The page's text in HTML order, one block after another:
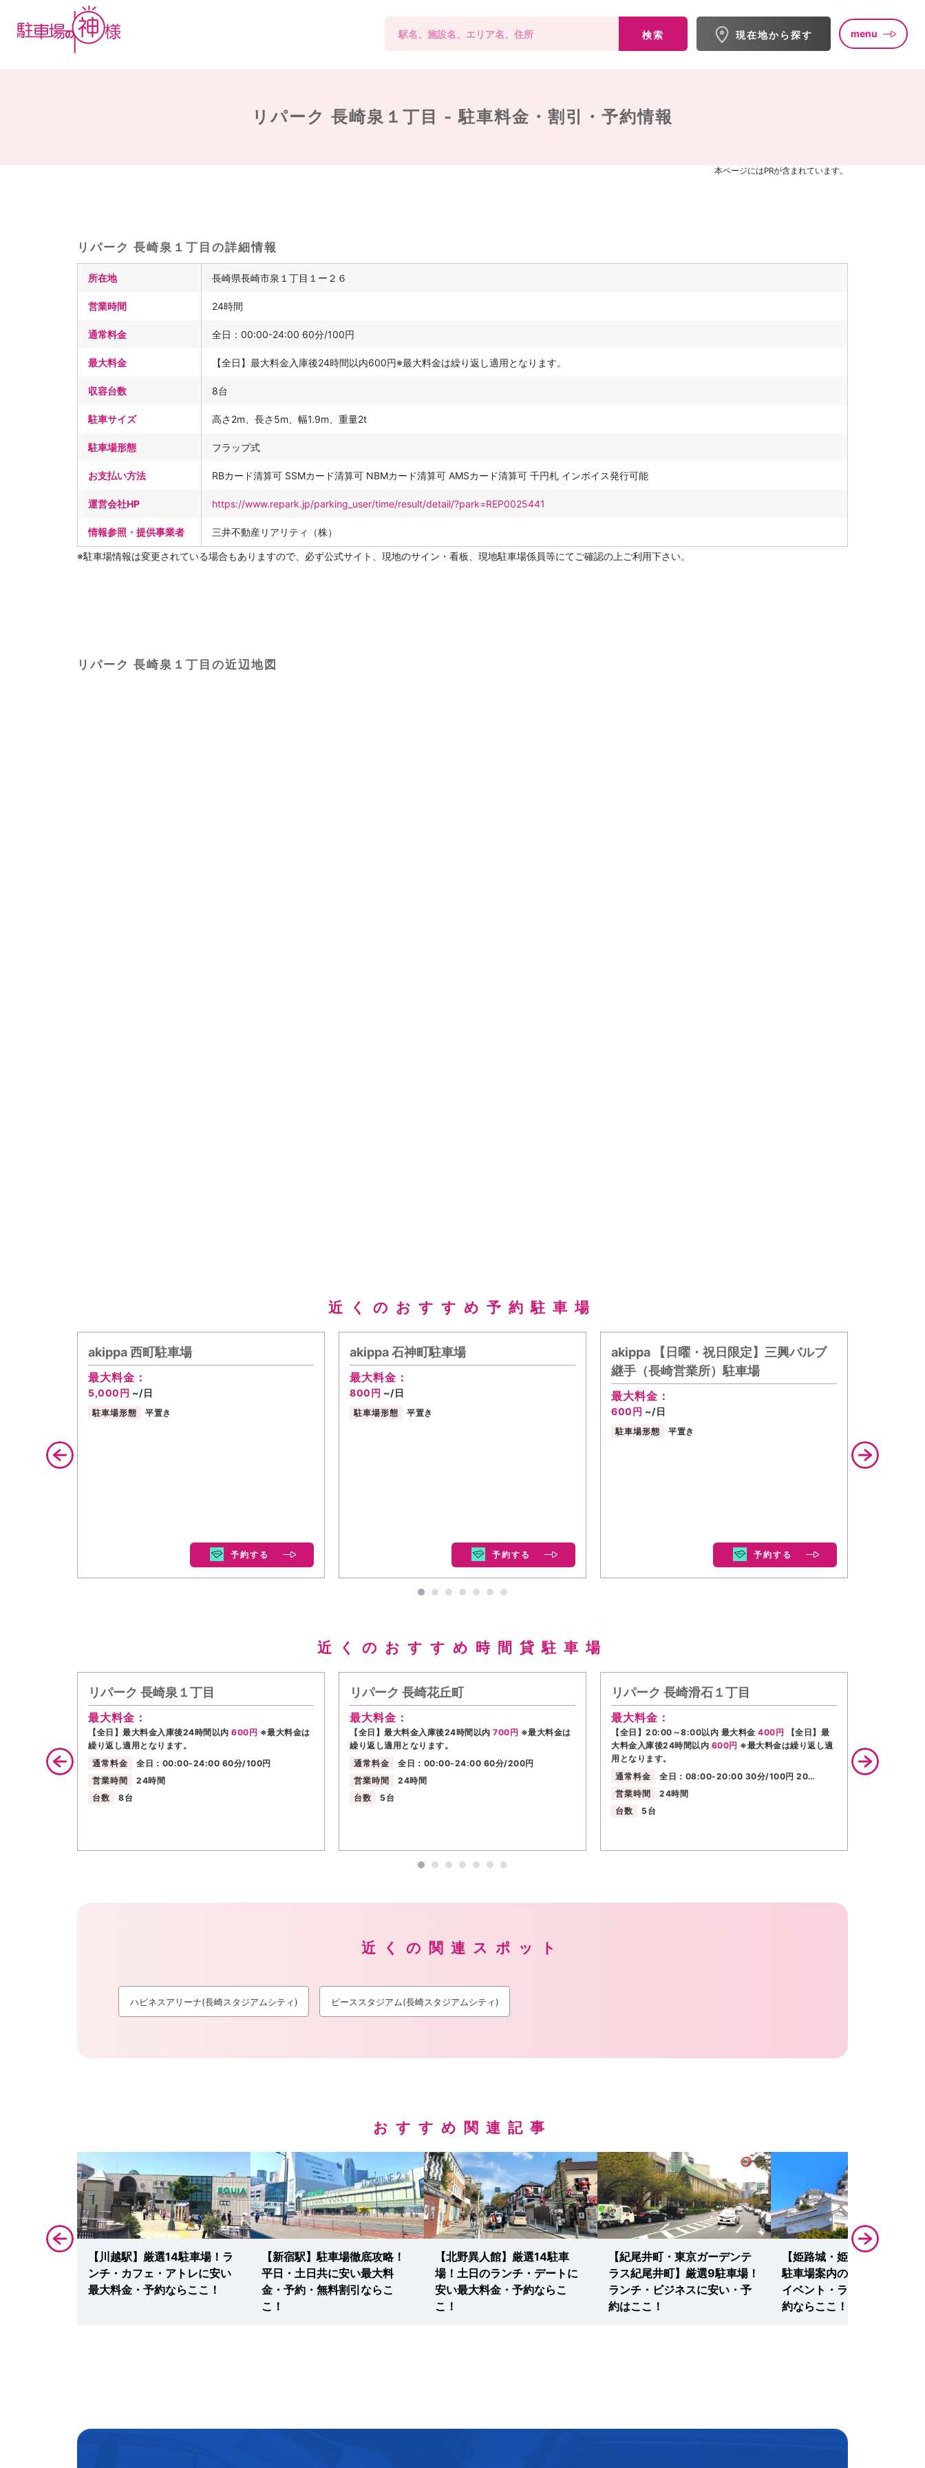
検索 現在地から探す menu
リパーク 長崎泉１丁目 -駐車料金・割引・予約情報
本ページにはPRが含まれています。
リパーク 長崎泉１丁目の詳細情報
所在地 長崎県長崎市泉１丁目１ー２６
営業時間 24時間
通常料金 全日：00:00-24:00 60分/100円
最大料金 【全日】最大料金入庫後24時間以内600円※最大料金は繰り返し適用となります。
収容台数 8台
駐車サイズ 高さ2m、長さ5m、幅1.9m、重量2t
駐車場形態 フラップ式
お支払い方法 RBカード清算可 SSMカード清算可 NBMカード清算可 AMSカード清算可 千円札 インボイス発行可能
運営会社HP https://www.repark.jp/parking_user/time/result/detail/?park=REP0025441
情報参照・提供事業者 三井不動産リアリティ（株）
※駐車場情報は変更されている場合もありますので、必ず公式サイト、現地のサイン・看板、現地駐車場係員等にてご確認の上ご利用下さい。
リパーク 長崎泉１丁目の近辺地図
近くのおすすめ予約駐車場
akippa 西町駐車場
最大料金：
5,000円 ~/日
駐車場形態 平置き
予約する
akippa 石神町駐車場
最大料金：
800円 ~/日
駐車場形態 平置き
予約する
akippa 【日曜・祝日限定】三興バルブ
継手（長崎営業所）駐車場
最大料金：
600円 ~/日
駐車場形態 平置き
予約する
近くのおすすめ時間貸駐車場
リパーク 長崎泉１丁目
最大料金：
【全日】最大料金入庫後24時間以内 600円 ※最大料金は
繰り返し適用となります。
通常料金
全日：00:00-24:00 60分/100円
営業時間
24時間
台数
8台
リパーク 長崎花丘町
最大料金：
【全日】最大料金入庫後24時間以内 700円 ※最大料金は
繰り返し適用となります。
通常料金
全日：00:00-24:00 60分/200円
営業時間
24時間
台数
5台
リパーク 長崎滑石１丁目
最大料金：
【全日】20:00～8:00以内 最大料金 400円
【全日】最
大料金入庫後24時間以内 600円 ※最大料金は繰り返し適
用となります。
通常料金
全日：08:00-20:00 30分/100円 20…
営業時間
24時間
台数
5台
通常料金
近くの関連スポット
ハピネスアリーナ(長崎スタジアムシティ) ピーススタジアム(長崎スタジアムシティ)
おすすめ関連記事
州国立博
【川越駅】厳選14駐車場！ラ
ンチ・カフェ・アトレに安い
最大料金・予約ならここ！
【新宿駅】駐車場徹底攻略！
平日・土日共に安い最大料
金・予約・無料割引ならこ
こ！
【北野異人館】厳選14駐車
場！土日のランチ・デートに
安い最大料金・予約ならこ
こ！
【紀尾井町・東京ガーデンテ
ラス紀尾井町】厳選9駐車場！
ランチ・ビジネスに安い・予
約はここ！
【姫路城・姫路市立動物園】
駐車場案内の決定版！観光・
イベント・ランチに安い・予
約ならここ！